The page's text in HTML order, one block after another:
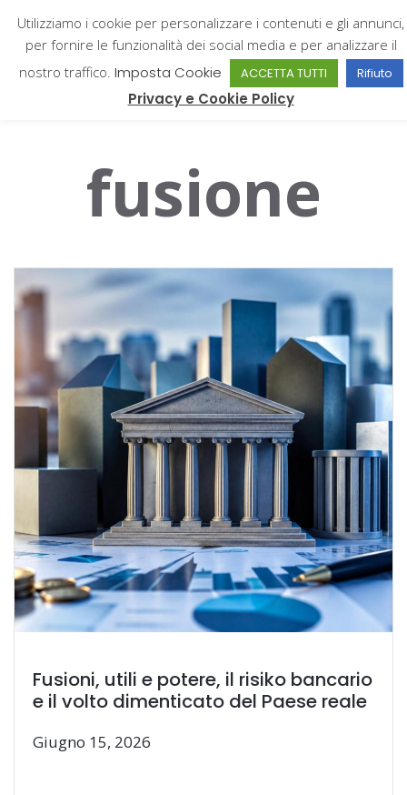
Giampiero Catone
fusione
Fusioni, utili e potere, il risiko bancario
e il volto dimenticato del Paese reale
Giugno 15, 2026
Utilizziamo i cookie per personalizzare i contenuti e gli annunci,
per fornire le funzionalità dei social media e per analizzare il
nostro traffico. Imposta Cookie ACCETTA TUTTI Rifiuto
Privacy e Cookie Policy